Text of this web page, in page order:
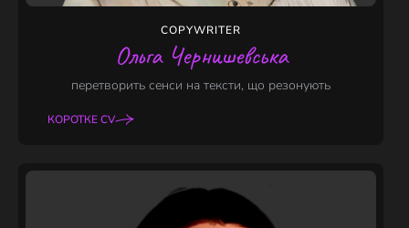
COPYWRITER
Ольга Чернишевська
перетворить сенси на тексти, що резонують
КОРОТКЕ CV